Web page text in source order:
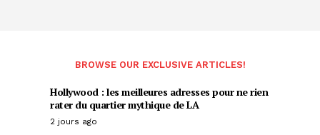
BROWSE OUR EXCLUSIVE ARTICLES!
Hollywood : les meilleures adresses pour ne rien
rater du quartier mythique de LA
2 jours ago